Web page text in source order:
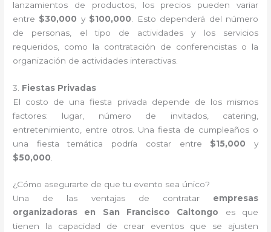
lanzamientos de productos, los precios pueden variar
entre $30,000 y $100,000 . Esto dependerá del número
de personas, el tipo de actividades y los servicios
requeridos, como la contratación de conferencistas o la
organización de actividades interactivas.
3. Fiestas Privadas
El costo de una fiesta privada depende de los mismos
factores: lugar, número de invitados, catering,
entretenimiento, entre otros. Una fiesta de cumpleaños o
una fiesta temática podría costar entre $15,000 y
$50,000
¿Cómo asegurarte de que tu evento sea único?
Una de las ventajas de contratar empresas
organizadoras en San Francisco Caltongo es que
tienen la capacidad de crear eventos que se ajusten